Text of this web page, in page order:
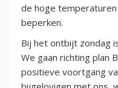
de hoge
beperken.
Bij het ontbijt zondag
We gaan richting plan
positieve voortgang